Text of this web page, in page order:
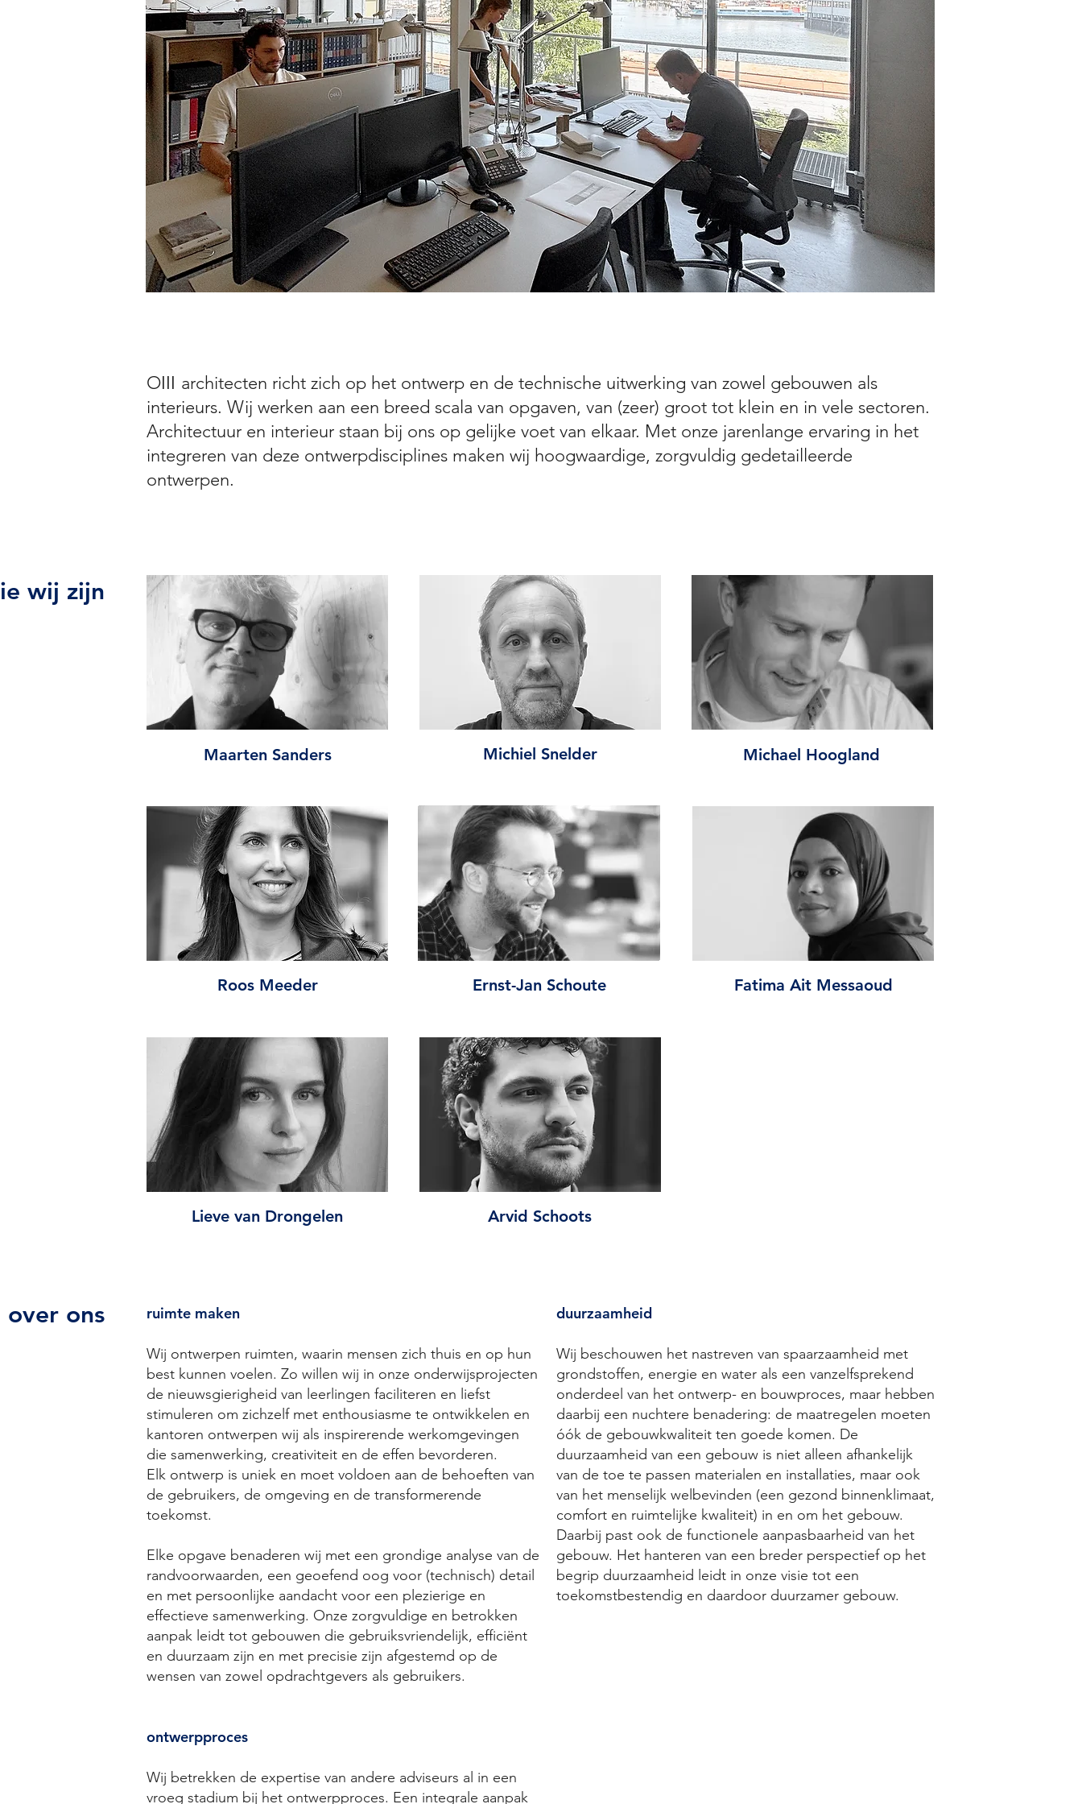
OIII architecten richt zich op het ontwerp en de technische uitwerking van zowel gebouwen als
interieurs. Wij werken aan een breed scala van opgaven, van (zeer) groot tot klein en in vele sectoren.
Architectuur en interieur staan bij ons op gelijke voet van elkaar. Met onze jarenlange ervaring in het
integreren van deze ontwerpdisciplines maken wij hoogwaardige, zorgvuldig gedetailleerde
ontwerpen.
wij zijn
Maarten Sanders Michiel Snelder Michael Hoogland
Roos Meeder Ernst-Jan Schoute Fatima Ait Messaoud
Lieve van Drongelen Arvid Schoots
over ons ruimte maken
Wij ontwerpen ruimten, waarin mensen zich thuis en op hun
best kunnen voelen. Zo willen wij in onze onderwijsprojecten
de nieuwsgierigheid van leerlingen faciliteren en liefst
stimuleren om zichzelf met enthousiasme te ontwikkelen en
kantoren ontwerpen wij als inspirerende werkomgevingen
die samenwerking, creativiteit en de effen bevorderen.
Elk ontwerp is uniek en moet voldoen aan de behoeften van
de gebruikers, de omgeving en de transformerende
toekomst.
Elke opgave benaderen wij met een grondige analyse van de
randvoorwaarden, een geoefend oog voor (technisch) detail
en met persoonlijke aandacht voor een plezierige en
effectieve samenwerking. Onze zorgvuldige en betrokken
aanpak leidt tot gebouwen die gebruiksvriendelijk, efficiënt
en duurzaam zijn en met precisie zijn afgestemd op de
wensen van zowel opdrachtgevers als gebruikers.
ontwerpproces
Wij betrekken de expertise van andere adviseurs al in een
vroeg stadium bij het ontwerpproces. Een integrale aanpak
duurzaamheid
Wij beschouwen het nastreven van spaarzaamheid met
grondstoffen, energie en water als een vanzelfsprekend
onderdeel van het ontwerp- en bouwproces, maar hebben
daarbij een nuchtere benadering: de maatregelen moeten
óók de gebouwkwaliteit ten goede komen. De
duurzaamheid van een gebouw is niet alleen afhankelijk
van de toe te passen materialen en installaties, maar ook
van het menselijk welbevinden (een gezond binnenklimaat,
comfort en ruimtelijke kwaliteit) in en om het gebouw.
Daarbij past ook de functionele aanpasbaarheid van het
gebouw. Het hanteren van een breder perspectief op het
begrip duurzaamheid leidt in onze visie tot een
toekomstbestendig en daardoor duurzamer gebouw.